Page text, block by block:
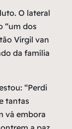
O lateral
“um dos
Virgil van
da família
“Perdi
tantas
vá embora